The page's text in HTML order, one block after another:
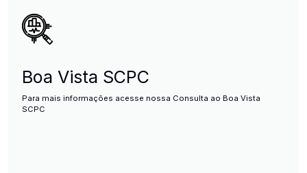
Boa Vista SCPC
Para mais informações acesse nossa Consulta ao Boa Vista
SCPC